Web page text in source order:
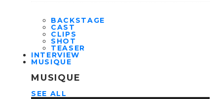
BACKSTAGE
CAST
CLIPS
SHOT
TEASER
INTERVIEW
MUSIQUE
MUSIQUE
SEE ALL